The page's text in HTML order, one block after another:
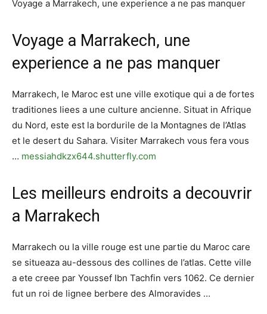
Voyage a Marrakech, une experience a ne pas manquer
Voyage a Marrakech, une
experience a ne pas manquer
Marrakech, le Maroc est une ville exotique qui a de fortes
traditiones liees a une culture ancienne. Situat in Afrique
du Nord, este est la bordurile de la Montagnes de l’Atlas
et le desert du Sahara. Visiter Marrakech vous fera vous
… messiahdkzx644.shutterfly.com
Les meilleurs endroits a decouvrir
a Marrakech
Marrakech ou la ville rouge est une partie du Maroc care
se situeaza au-dessous des collines de l’atlas. Cette ville
a ete creee par Youssef Ibn Tachfin vers 1062. Ce dernier
fut un roi de lignee berbere des Almoravides …